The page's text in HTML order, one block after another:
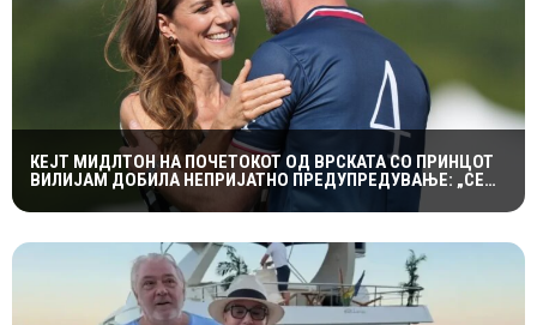
КЕЈТ МИДЛТОН НА ПОЧЕТОКОТ ОД ВРСКАТА СО ПРИНЦОТ
ВИЛИЈАМ ДОБИЛА НЕПРИЈАТНО ПРЕДУПРЕДУВАЊЕ: „СЕ
МАЖИШ ВО ПОГРЕШНО СЕМЕЈСТВО“